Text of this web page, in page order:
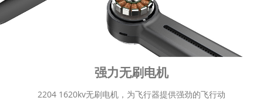
强力无刷电机
2204 1620kv无刷电机，为飞行器提供强劲的飞行动